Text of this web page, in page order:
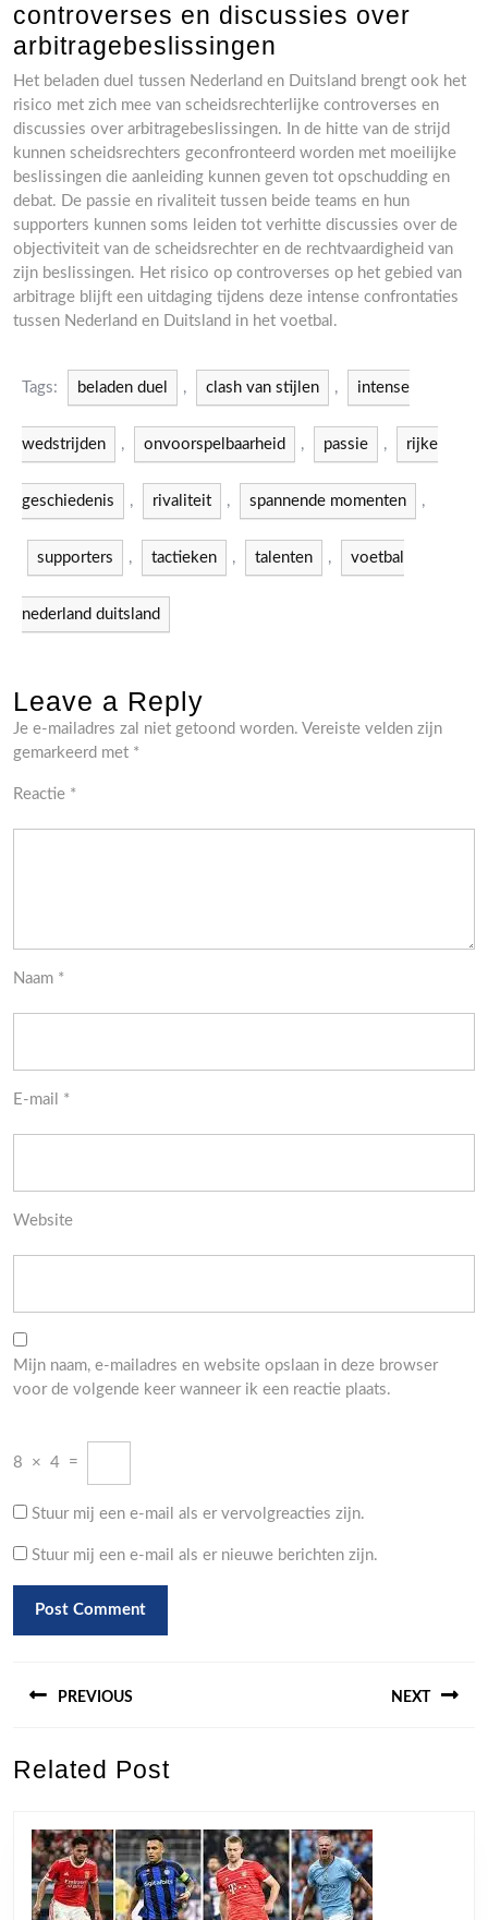
controverses en discussies over
arbitragebeslissingen
Het beladen duel tussen Nederland en Duitsland brengt ook het
risico met zich mee van scheidsrechterlijke controverses en
discussies over arbitragebeslissingen. In de hitte van de strijd
kunnen scheidsrechters geconfronteerd worden met moeilijke
beslissingen die aanleiding kunnen geven tot opschudding en
debat. De passie en rivaliteit tussen beide teams en hun
supporters kunnen soms leiden tot verhitte discussies over de
objectiviteit van de scheidsrechter en de rechtvaardigheid van
zijn beslissingen. Het risico op controverses op het gebied van
arbitrage blijft een uitdaging tijdens deze intense confrontaties
tussen Nederland en Duitsland in het voetbal.
Tags: beladen duel , clash van stijlen , intense
wedstrijden , onvoorspelbaarheid , passie , rijke
geschiedenis , rivaliteit , spannende momenten ,
supporters , tactieken , talenten , voetbal
nederland duitsland
Leave a Reply
Je e-mailadres zal niet getoond worden. Vereiste velden zijn
gemarkeerd met *
Reactie *
Naam *
E-mail *
Website
Mijn naam, e-mailadres en website opslaan in deze browser
voor de volgende keer wanneer ik een reactie plaats.
8 × 4 =
Stuur mij een e-mail als er vervolgreacties zijn.
Stuur mij een e-mail als er nieuwe berichten zijn.
PREVIOUS
post:
NEXT
Related Post